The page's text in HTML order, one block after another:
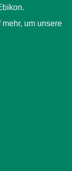
um unsere